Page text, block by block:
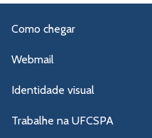
Como chegar
Webmail
Identidade visual
Trabalhe na UFCSPA